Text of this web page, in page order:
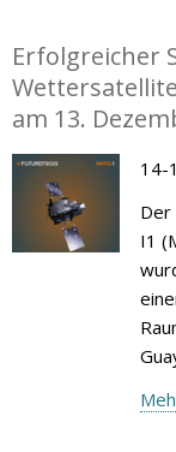
Erfolgreicher
am 13.
14-
I1